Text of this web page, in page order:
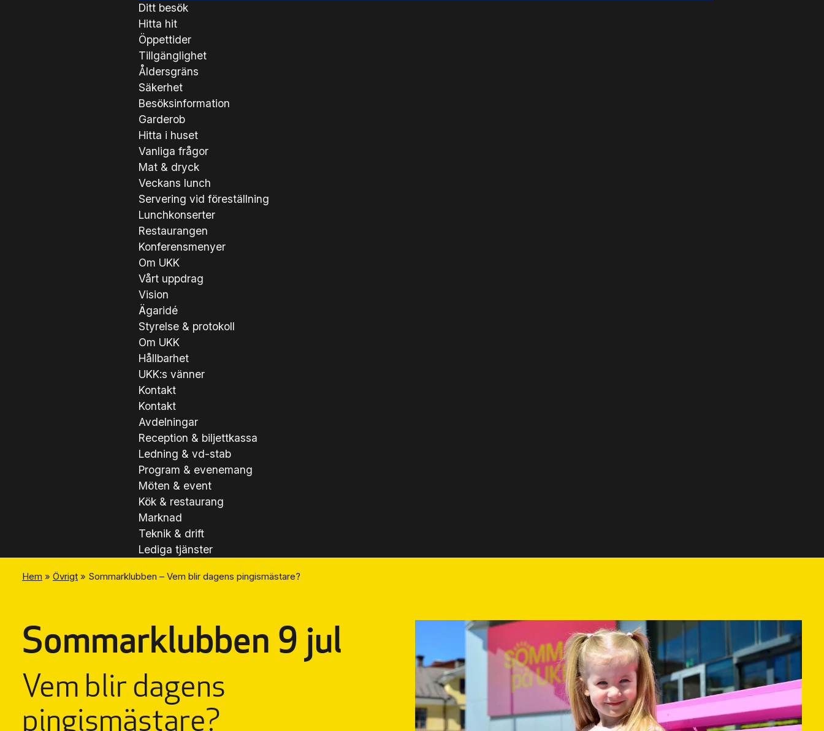
Ditt besök
Hitta hit
Öppettider
Tillgänglighet
Åldersgräns
Säkerhet
Besöksinformation
Garderob
Hitta i huset
Vanliga frågor
Mat & dryck
Veckans lunch
Servering vid föreställning
Lunchkonserter
Restaurangen
Konferensmenyer
Om UKK
Vårt uppdrag
Vision
Ägaridé
Styrelse & protokoll
Om UKK
Hållbarhet
UKK:s vänner
Kontakt
Kontakt
Avdelningar
Reception & biljettkassa
Ledning & vd-stab
Program & evenemang
Möten & event
Kök & restaurang
Marknad
Teknik & drift
Lediga tjänster
Hem » Övrigt » Sommarklubben – Vem blir dagens pingismästare?
Sommarklubben 9 jul
Vem blir dagens
pingismästare?